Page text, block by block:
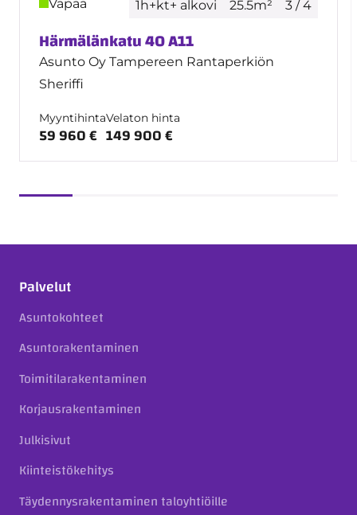
Vapaa 1h+kt+ alkovi 25.5m² 3 / 4
Härmälänkatu 40 A11
Asunto Oy Tampereen Rantaperkiön
Sheriffi
Myyntihinta
59 960 €
Velaton hinta
149 900 €
Palvelut
Asuntokohteet
Asuntorakentaminen
Toimitilarakentaminen
Korjausrakentaminen
Julkisivut
Kiinteistökehitys
Täydennysrakentaminen taloyhtiöille